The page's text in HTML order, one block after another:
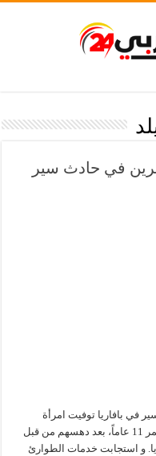
في حادث سير
في بافاريا توفيت امرأة
وأصيب خمسة آخرين بينهم طفلاً يبلغ من العمر 11 عاماً، بعد دهسهم من قبل
و استجابت خدمات الطوارئ